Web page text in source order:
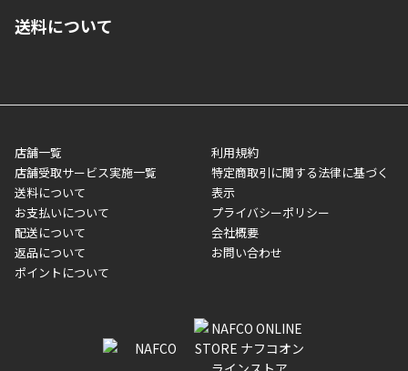
■代金引換(代引)※手数料がかかります
■商品によっては一部決済方法が使用できない場合がございま
す。
ご注文が確認出来次第、1～4営業日に発送いたします。「お取り
業日にてお引渡しとなります。(離島などの場合、例外もあります)
メーカー直送品など一部商品については、その他商品との購入に
制限がかかる場合がございます。また発送日についても、通常と
異なる場合がございます。対象商品の説明ページをご確認くださ
い。
■店舗受取をご選択いただいた場合
ご注文が確認出来次第、お受取される店舗在庫を使用してご準備
をさせていただきます。店舗に在庫がない場合は店舗よりお取り
いただく場合がございます。店舗準備でのお渡しとなる為、商品
のみの受け渡しとなります。（箱や納品書は付属しておりませ
ん）店舗で準備が出来次第、メールにてご連絡させていただきま
送料について
店舗一覧
店舗受取サービス実施一覧
送料について
お支払いについて
配送について
返品について
ポイントについて
利用規約
特定商取引に関する法律に基づく
表示
プライバシーポリシー
会社概要
お問い合わせ